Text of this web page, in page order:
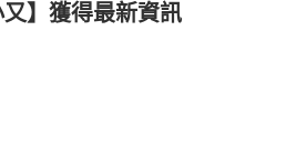
】獲得最新資訊